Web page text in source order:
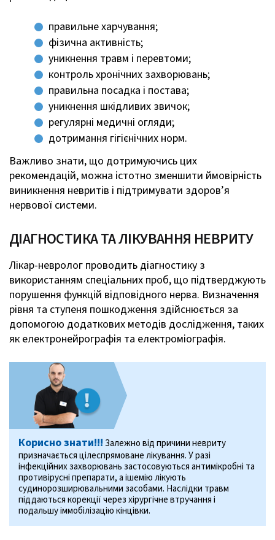
правильне харчування;
фізична активність;
уникнення травм і перевтоми;
контроль хронічних захворювань;
правильна посадка і постава;
уникнення шкідливих звичок;
регулярні медичні огляди;
дотримання гігієнічних норм.
Важливо знати, що дотримуючись цих
рекомендацій, можна істотно зменшити ймовірність
виникнення невритів і підтримувати здоров’я
нервової системи.
ДІАГНОСТИКА ТА ЛІКУВАННЯ НЕВРИТУ
Лікар-невролог проводить діагностику з
використанням спеціальних проб, що підтверджують
порушення функцій відповідного нерва. Визначення
рівня та ступеня пошкодження здійснюється за
допомогою додаткових методів дослідження, таких
як електронейрографія та електроміографія.
Корисно знати!!!Залежно від причини невриту
призначається цілеспрямоване лікування. У разі
інфекційних захворювань застосовуються антимікробні та
противірусні препарати, а ішемію лікують
судинорозширювальними засобами. Наслідки травм
піддаються корекції через хірургічне втручання і
подальшу іммобілізацію кінцівки.